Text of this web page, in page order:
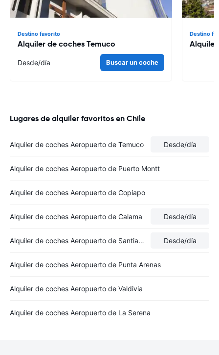
Destino favorito
Alquiler de coches Temuco
Desde/día Buscar un coche
Destino
Lugares de alquiler favoritos en Chile
Alquiler de coches Aeropuerto de Temuco Desde/día
Alquiler de coches Aeropuerto de Puerto Montt
Alquiler de coches Aeropuerto de Copiapo
Alquiler de coches Aeropuerto de Calama Desde/día
Alquiler de coches Aeropuerto de Santiago de Chile Desde/día
Alquiler de coches Aeropuerto de Punta Arenas
Alquiler de coches Aeropuerto de Valdivia
Alquiler de coches Aeropuerto de La Serena